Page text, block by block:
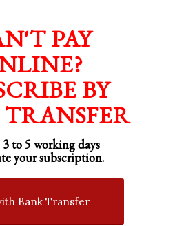
PAY
BY
to 5 working days
your subscription.
Bank Transfer